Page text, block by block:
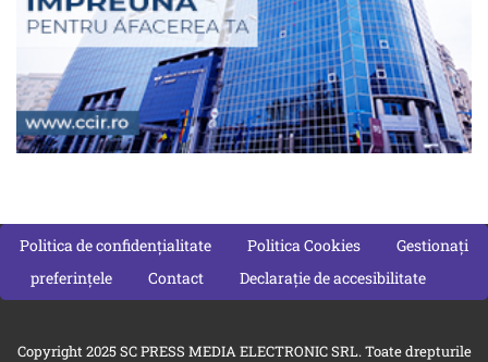
Politica de confidențialitate Politica Cookies
Gestionați
preferințele
Contact Declarație de accesibilitate
Copyright 2025 SC PRESS MEDIA ELECTRONIC SRL. Toate drepturile